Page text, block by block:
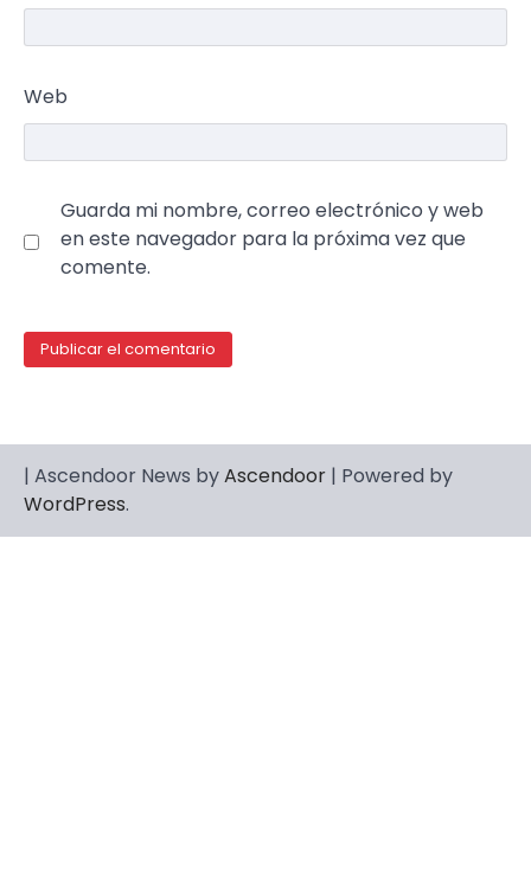
Web
Guarda mi nombre, correo electrónico y web
en este navegador para la próxima vez que
comente.
| Ascendoor News byAscendoor | Powered by
WordPress.